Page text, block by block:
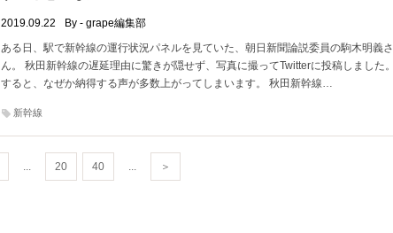
2019.09.22
By - grape編集部
ある日、駅で新幹線の運行状況パネルを見ていた、朝日新聞論説委員の駒木明義さ
ん。 秋田新幹線の遅延理由に驚きが隠せず、写真に撮ってTwitterに投稿しました。
すると、なぜか納得する声が多数上がってしまいます。 秋田新幹線…
新幹線
... 20 40 ... ＞